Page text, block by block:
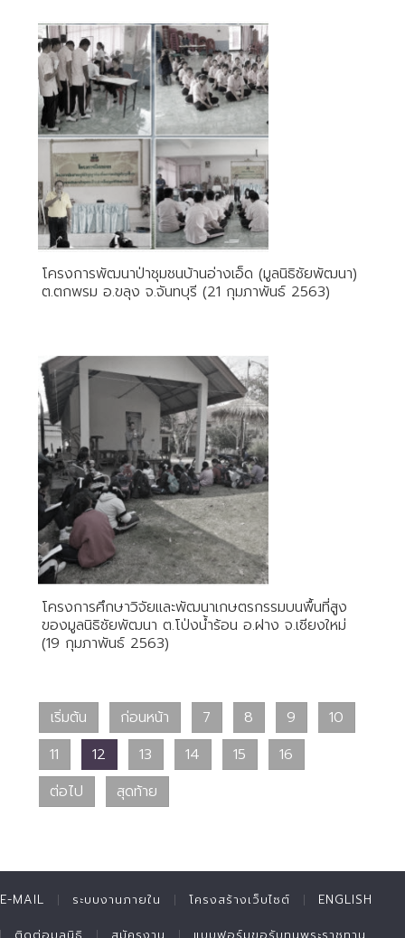
โครงการพัฒนาป่าชุมชนบ้านอ่างเอ็ด (มูลนิธิชัยพัฒนา)
ต.ตกพรม อ.ขลุง จ.จันทบุรี (21 กุมภาพันธ์ 2563)
โครงการศึกษาวิจัยและพัฒนาเกษตรกรรมบนพื้นที่สูง
ของมูลนิธิชัยพัฒนา ต.โป่งน้ำร้อน อ.ฝาง จ.เชียงใหม่
(19 กุมภาพันธ์ 2563)
เริ่มต้น ก่อนหน้า 7 8 9
10
11
12 13 14 15
16
ต่อไป
สุดท้าย
E-MAIL ระบบงานภายใน โครงสร้างเว็บไซต์ ENGLISH